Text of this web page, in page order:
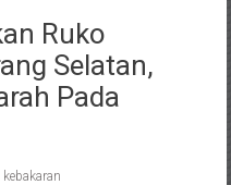
Ruko
Selatan,
Pada
kebakaran